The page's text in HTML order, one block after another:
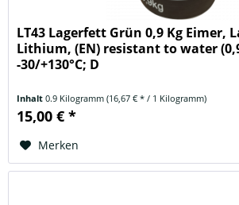
LT43 Lagerfett Grün 0,9 Kg Eimer,
Lithium, (EN) resistant to water
-30/+130°C; D
Inhalt0.9 Kilogramm(16,67 € * / 1 Kilogramm)
15,00 € *
Merken